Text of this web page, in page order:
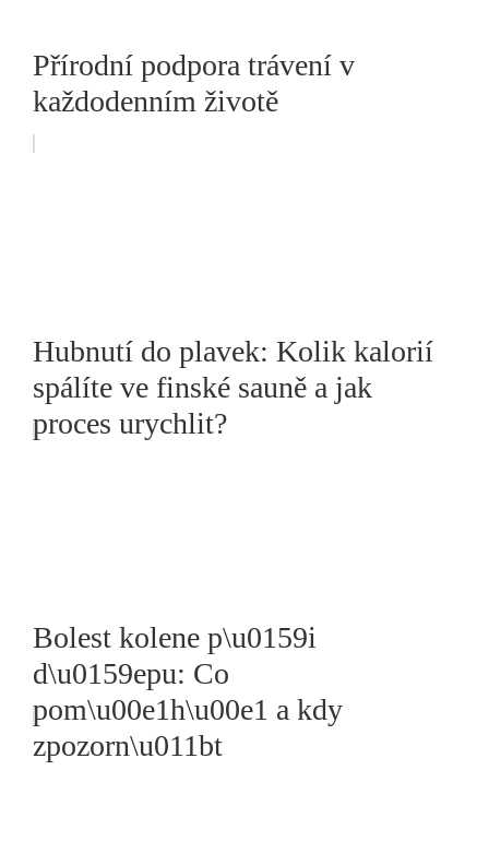
Přírodní podpora trávení v
každodenním životě
Hubnutí do plavek: Kolik kalorií
spálíte ve finské sauně a jak
proces urychlit?
Bolest kolene p\u0159i
d\u0159epu: Co
pom\u00e1h\u00e1 a kdy
zpozorn\u011bt